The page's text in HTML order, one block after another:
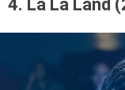
4. La La Land